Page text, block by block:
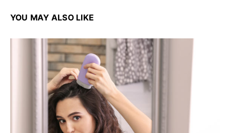
YOU MAY ALSO LIKE